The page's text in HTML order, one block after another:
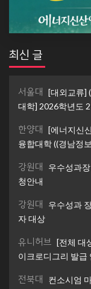
최신 글
서울대 [대외교류]
대학] 2026학년도
한양대 [에너지신
융합대학 ((경남정
강원대
우수성과
청안내
강원대
우수성과
자 대상
유니허브 [전체 대
이크로디그리 발급
전북대 컨소시엄